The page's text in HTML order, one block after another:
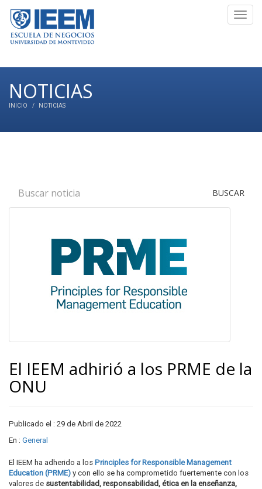
NOTICIAS
INICIO NOTICIAS
BUSCAR
El IEEM adhirió a los PRME de la
ONU
Publicado el : 29 de Abril de 2022
En : General
El IEEM ha adherido a los Principles for Responsible Management
Education (PRME) y con ello se ha comprometido fuertemente con los
valores de sustentabilidad, responsabilidad, ética en la enseñanza,